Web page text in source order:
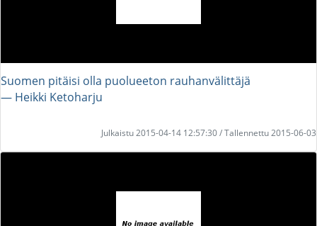
Suomen pitäisi olla puolueeton rauhanvälittäjä
― Heikki Ketoharju
Julkaistu 2015-04-14 12:57:30 / Tallennettu 2015-06-03